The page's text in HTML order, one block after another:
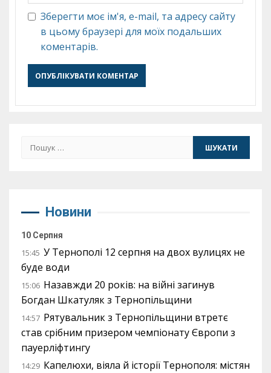
Зберегти моє ім'я, e-mail, та адресу сайту
в цьому браузері для моїх подальших
коментарів.
Пошук:
Новини
10 Серпня
15:45 У Тернополі 12 серпня на двох вулицях не
буде води
15:06 Назавжди 20 років: на війні загинув
Богдан Шкатуляк з Тернопільщини
14:57 Рятувальник з Тернопільщини втретє
став срібним призером чемпіонату Європи з
пауерліфтингу
14:29 Капелюхи, віяла й історії Тернополя: містян